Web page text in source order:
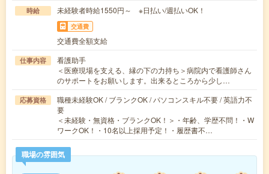
時給 未経験者時給1550円～ ※日払い/週払いOK！
交通費
交通費全額支給
仕事内容
看護助手
＜医療現場を支える、縁の下の力持ち＞病院内で看護師さん
のサポートをお願いします。出来るところから少し…
応募資格
職種未経験OK / ブランクOK / パソコンスキル不要 / 英語力不
要
＜未経験・無資格・ブランクOK！＞・年齢、学歴不問！・W
ワークOK！・10名以上採用予定！・履歴書不…
職場の雰囲気